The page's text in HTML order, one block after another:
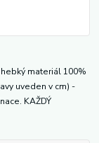
materiál 100%
uveden v cm) -
KAŽDÝ